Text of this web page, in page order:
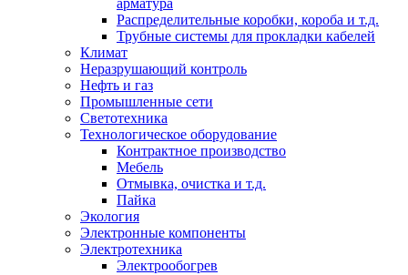
арматура
Распределительные коробки, короба и т.д.
Трубные системы для прокладки кабелей
Климат
Неразрушающий контроль
Нефть и газ
Промышленные сети
Светотехника
Технологическое оборудование
Контрактное производство
Мебель
Отмывка, очистка и т.д.
Пайка
Экология
Электронные компоненты
Электротехника
Электрообогрев